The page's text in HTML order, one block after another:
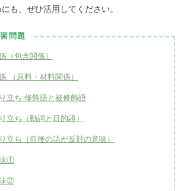
も、ぜひ活用してください。
問題
（包含関係）
（原料・材料関係）
立ち 修飾語と被修飾語
立ち（動詞と目的語）
立ち（前後の語が反対の意味）
①
②